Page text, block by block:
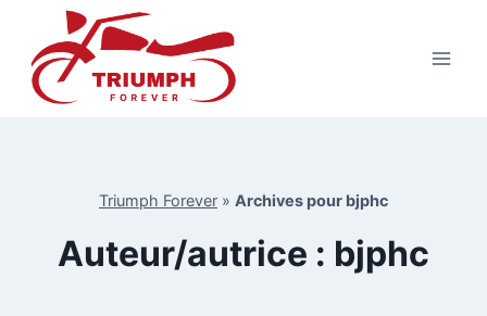
contenu
Triumph Forever » Archives pour bjphc
Auteur/autrice : bjphc